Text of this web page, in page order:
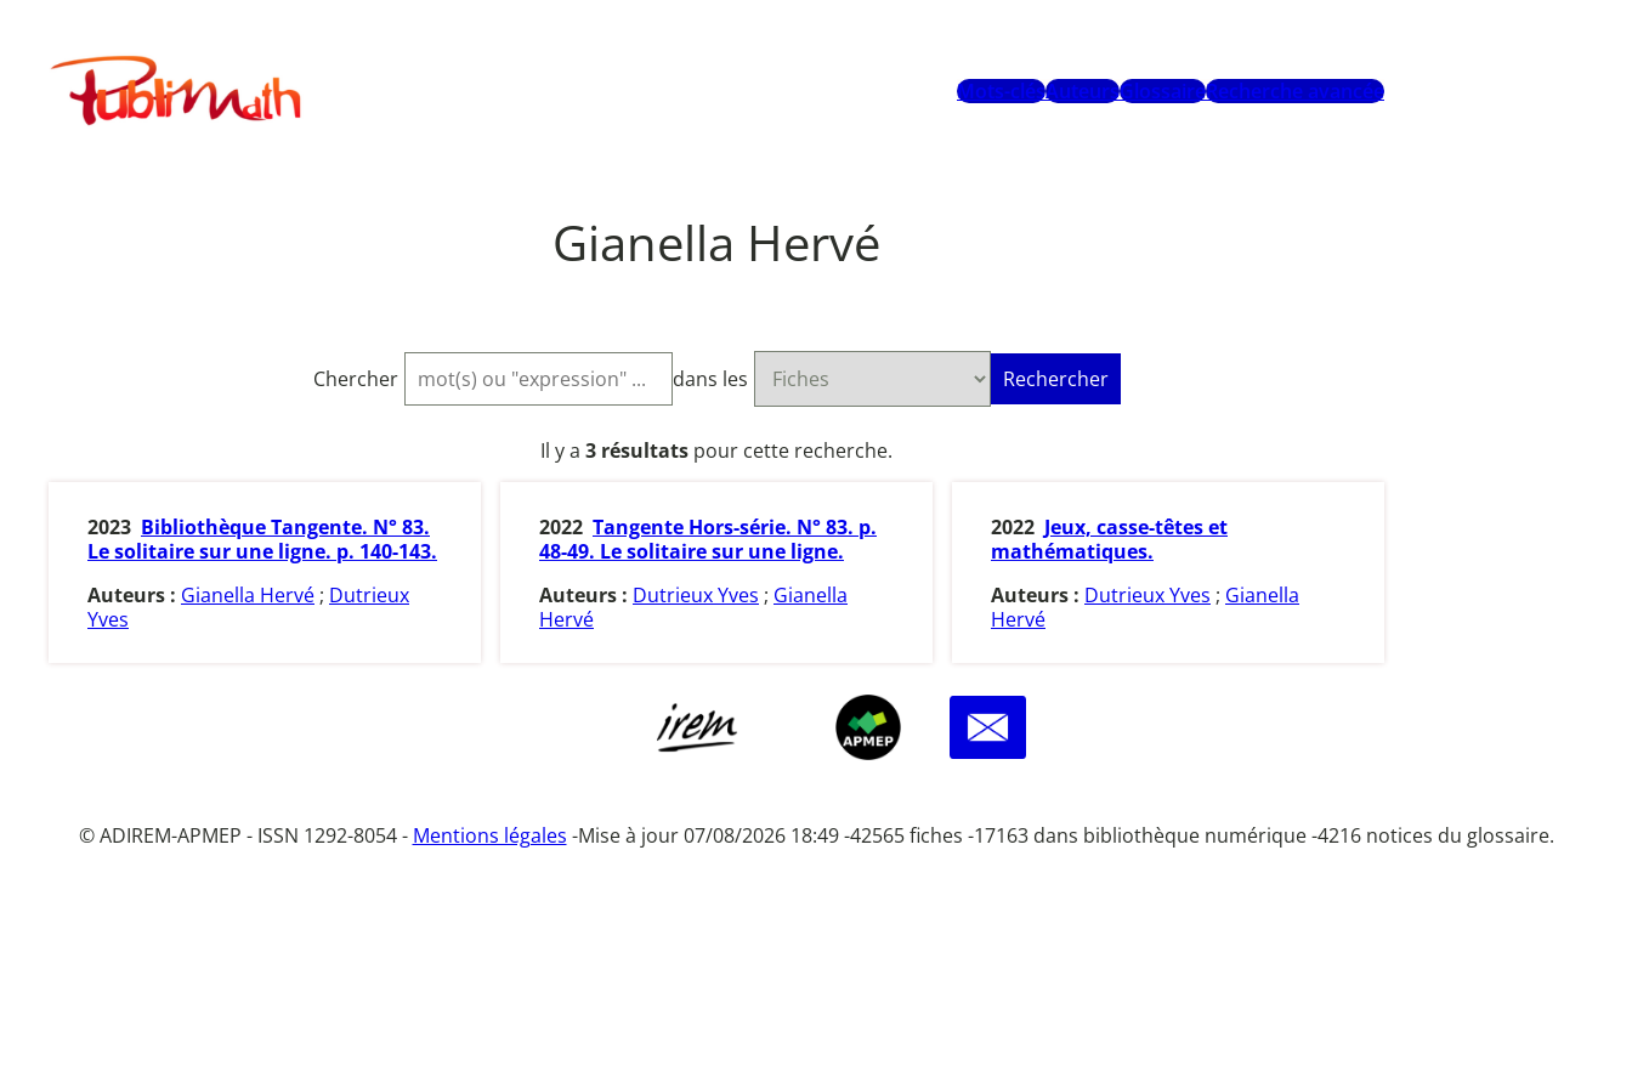
contenuPublimath
Mots-clésAuteursGlossaireRecherche avancée
Gianella Hervé
Chercher dans les Rechercher
Il y a 3 résultats pour cette recherche.
2023 Bibliothèque Tangente. N° 83.
Le solitaire sur une ligne. p. 140-143.
Auteurs : Gianella Hervé ; Dutrieux
Yves
2022 Tangente Hors-série. N° 83. p.
48-49. Le solitaire sur une ligne.
Auteurs : Dutrieux Yves ; Gianella
Hervé
2022 Jeux, casse-têtes et
mathématiques.
Auteurs : Dutrieux Yves ; Gianella
Hervé
© ADIREM-APMEP - ISSN 1292-8054 - Mentions légales -Mise à jour 07/08/2026 18:49 -42565 fiches -17163 dans bibliothèque numérique -4216 notices du glossaire.